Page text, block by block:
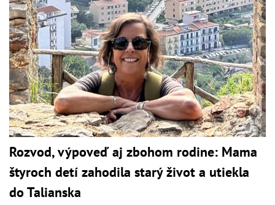
Rozvod, výpoveď aj zbohom rodine: Mama
štyroch detí zahodila starý život a utiekla
do Talianska